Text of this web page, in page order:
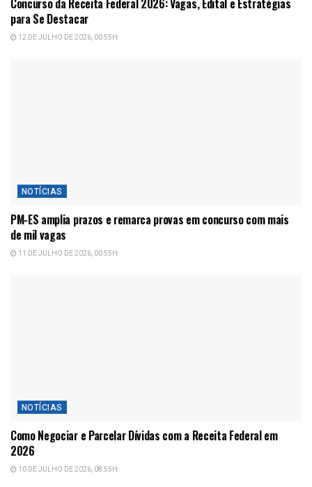
para Se Destacar
12 DE JULHO DE 2026, 00:55H
NOTÍCIAS
PM-ES amplia prazos e remarca provas em concurso com mais
de mil vagas
11 DE JULHO DE 2026, 00:55H
NOTÍCIAS
Como Negociar e Parcelar Dívidas com a Receita Federal em
2026
10 DE JULHO DE 2026, 08:55H